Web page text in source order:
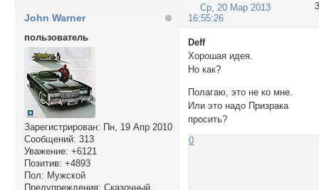
3
Ср, 20 Мар 2013
16:55:26
John Warner
пользователь
Зарегистрирован: Пн, 19 Апр 2010
Сообщений: 313
Уважение: +6121
Позитив: +4893
Пол: Мужской
Предупреждения: Сказочный
Deff
Хорошая идея.
Но как?
Полагаю, это не ко мне.
Или это надо Призрака
просить?
0